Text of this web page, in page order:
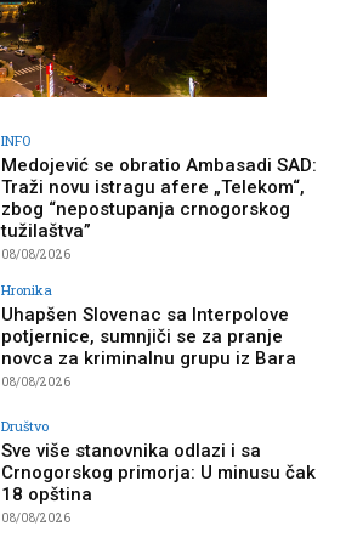
INFO
Medojević se obratio Ambasadi SAD:
Traži novu istragu afere „Telekom“,
zbog “nepostupanja crnogorskog
tužilaštva”
08/08/2026
Hronika
Uhapšen Slovenac sa Interpolove
potjernice, sumnjiči se za pranje
novca za kriminalnu grupu iz Bara
08/08/2026
Društvo
Sve više stanovnika odlazi i sa
Crnogorskog primorja: U minusu čak
18 opština
08/08/2026